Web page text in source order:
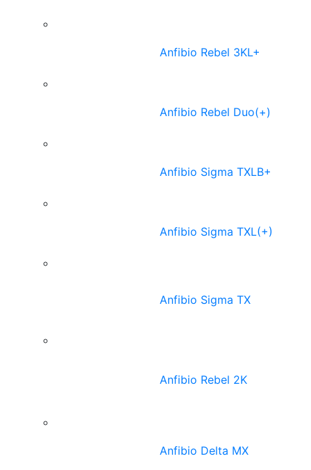
Anfibio Rebel 3KL+
Anfibio Rebel Duo(+)
Anfibio Sigma TXLB+
Anfibio Sigma TXL(+)
Anfibio Sigma TX
Anfibio Rebel 2K
Anfibio Delta MX